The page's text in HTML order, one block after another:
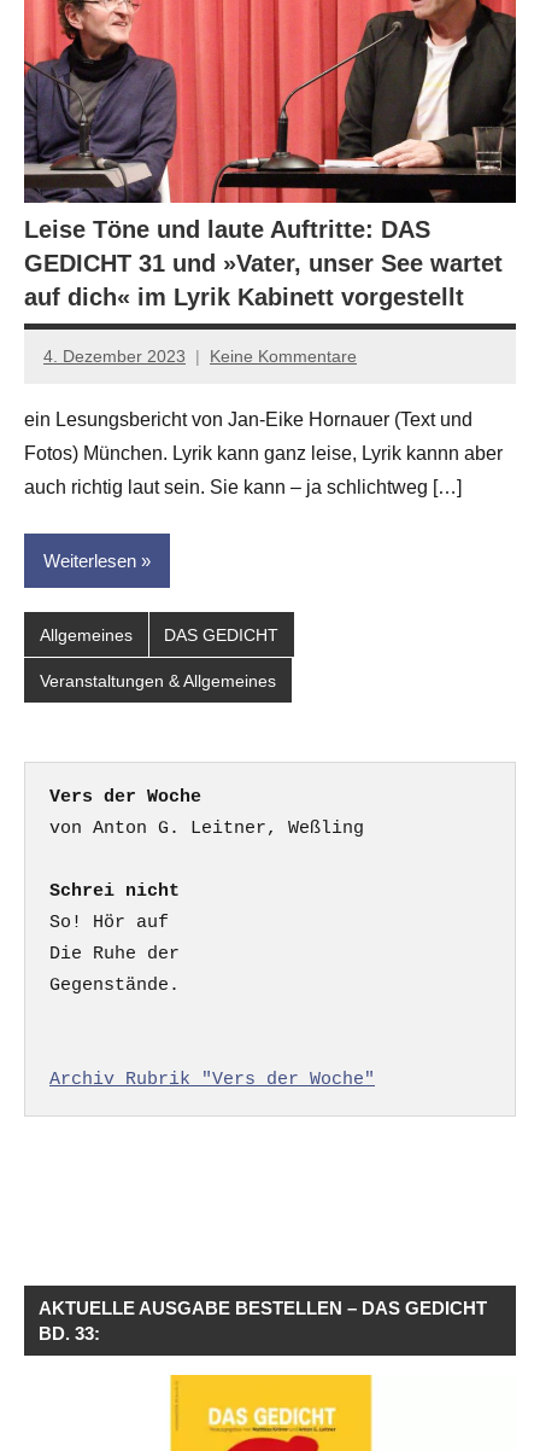
Leise Töne und laute Auftritte: DAS
GEDICHT 31 und »Vater, unser See wartet
auf dich« im Lyrik Kabinett vorgestellt
4. Dezember 2023
Jan-
Hornauer
für
dasgedichtblog
Keine Kommentare
ein Lesungsbericht von Jan-Eike Hornauer (Text und
Fotos) München. Lyrik kann ganz leise, Lyrik kannn aber
auch richtig laut sein. Sie kann – ja schlichtweg […]
Weiterlesen
Allgemeines DAS GEDICHT
Veranstaltungen & Allgemeines
Vers der Woche
Schrei nicht
So! Hör auf
Die Ruhe der
Gegenstände.
Archiv Rubrik "Vers der Woche"
AKTUELLE AUSGABE BESTELLEN – DAS GEDICHT
BD. 33: